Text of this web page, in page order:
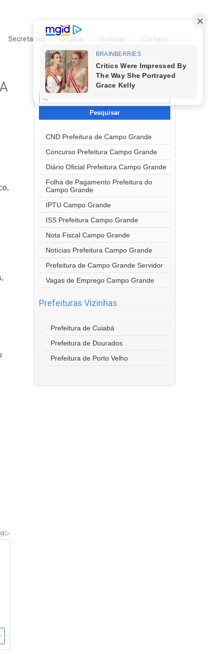
Secretarias Órgãos Notícias Contato
Pesquisar
por:
CND Prefeitura de Campo Grande
Concurso Prefeitura Campo Grande
Diário Oficial Prefeitura Campo Grande
Folha de Pagamento Prefeitura do
Campo Grande
IPTU Campo Grande
ISS Prefeitura Campo Grande
Nota Fiscal Campo Grande
Notícias Prefeitura Campo Grande
Prefeitura de Campo Grande Servidor
Vagas de Emprego Campo Grande
Prefeituras Vizinhas
Prefeitura de Cuiabá
Prefeitura de Dourados
Prefeitura de Porto Velho